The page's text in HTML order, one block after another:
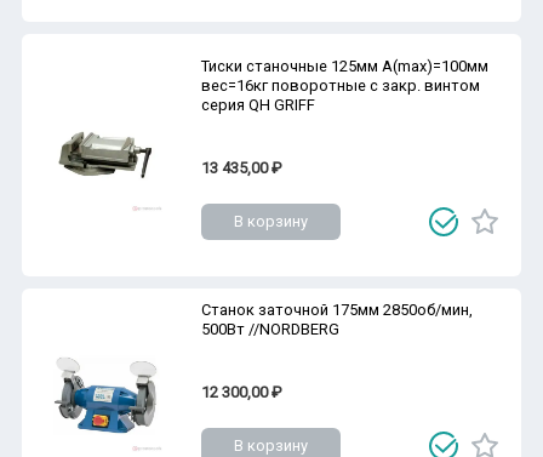
Тиски станочные 125мм A(max)=100мм
вес=16кг поворотные с закр. винтом
серия QH GRIFF
13 435,00 ₽
В корзину
Станок заточной 175мм 2850об/мин,
500Вт //NORDBERG
12 300,00 ₽
В корзину